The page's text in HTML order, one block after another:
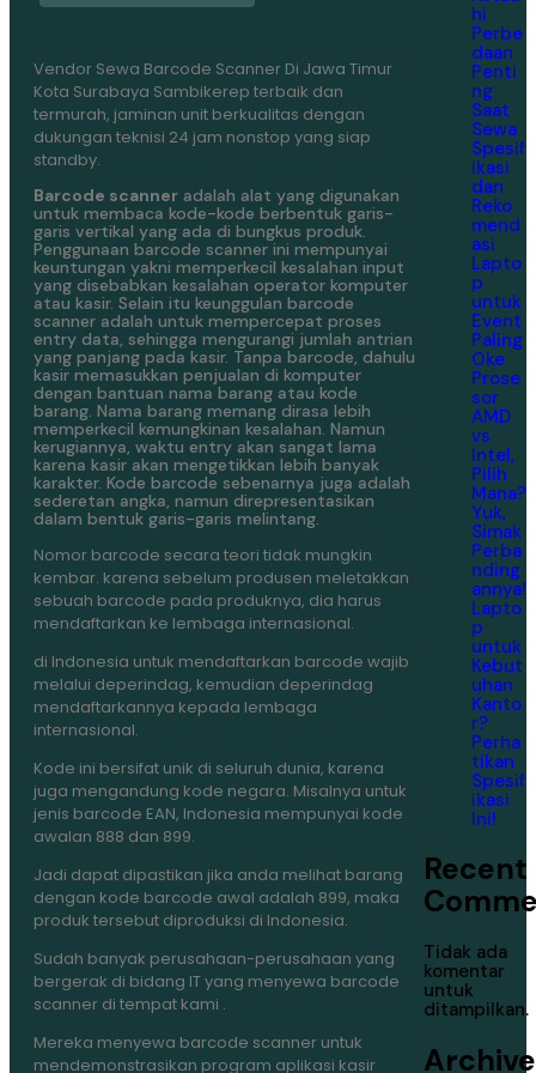
Vendor Sewa Barcode Scanner Di Jawa Timur
Kota Surabaya Sambikerep terbaik dan
termurah, jaminan unit berkualitas dengan
dukungan teknisi 24 jam nonstop yang siap
standby.
Barcode scanner adalah alat yang digunakan
untuk membaca kode-kode berbentuk garis-
garis vertikal yang ada di bungkus produk.
Penggunaan barcode scanner ini mempunyai
keuntungan yakni memperkecil kesalahan input
yang disebabkan kesalahan operator komputer
atau kasir. Selain itu keunggulan barcode
scanner adalah untuk mempercepat proses
entry data, sehingga mengurangi jumlah antrian
yang panjang pada kasir. Tanpa barcode, dahulu
kasir memasukkan penjualan di komputer
dengan bantuan nama barang atau kode
barang. Nama barang memang dirasa lebih
memperkecil kemungkinan kesalahan. Namun
kerugiannya, waktu entry akan sangat lama
karena kasir akan mengetikkan lebih banyak
karakter. Kode barcode sebenarnya juga adalah
sederetan angka, namun direpresentasikan
dalam bentuk garis-garis melintang.
Nomor barcode secara teori tidak mungkin
kembar. karena sebelum produsen meletakkan
sebuah barcode pada produknya, dia harus
mendaftarkan ke lembaga internasional.
di Indonesia untuk mendaftarkan barcode wajib
melalui deperindag, kemudian deperindag
mendaftarkannya kepada lembaga
internasional.
Kode ini bersifat unik di seluruh dunia, karena
juga mengandung kode negara. Misalnya untuk
jenis barcode EAN, Indonesia mempunyai kode
awalan 888 dan 899.
Jadi dapat dipastikan jika anda melihat barang
dengan kode barcode awal adalah 899, maka
produk tersebut diproduksi di Indonesia.
Sudah banyak perusahaan-perusahaan yang
bergerak di bidang IT yang menyewa barcode
scanner di tempat kami .
Mereka menyewa barcode scanner untuk
mendemonstrasikan program aplikasi kasir
hi
Perbe
daan
Penti
ng
Saat
Sewa
Spesif
ikasi
dan
Reko
mend
asi
Lapto
p
untuk
Event
Paling
Oke
Prose
sor
AMD
vs
Intel,
Pilih
Mana?
Yuk,
Simak
Perba
nding
annya!
Lapto
p
untuk
Kebut
uhan
Kanto
r?
Perha
tikan
Spesif
ikasi
Ini!
Recent
Tidak ada
komentar
untuk
ditampilkan.